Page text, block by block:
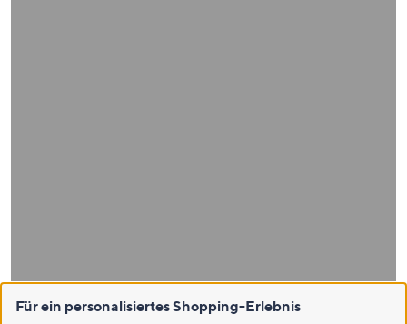
Für ein personalisiertes Shopping-Erlebnis